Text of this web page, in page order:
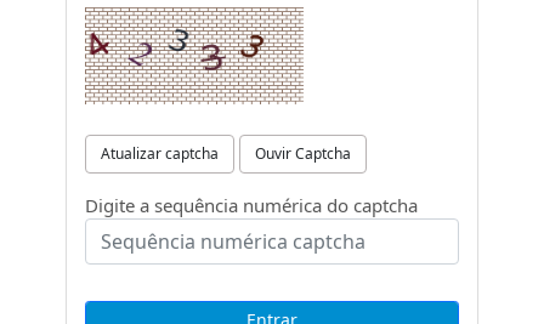
Atualizar captcha Ouvir Captcha
Digite a sequência numérica do captcha